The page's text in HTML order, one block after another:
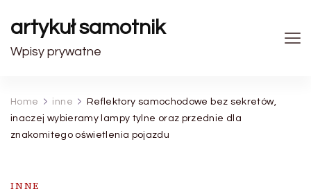
artykuł samotnik
Wpisy prywatne
Home inne
Reflektory samochodowe bez sekretów,
inaczej wybieramy lampy tylne oraz przednie dla
znakomitego oświetlenia pojazdu
INNE